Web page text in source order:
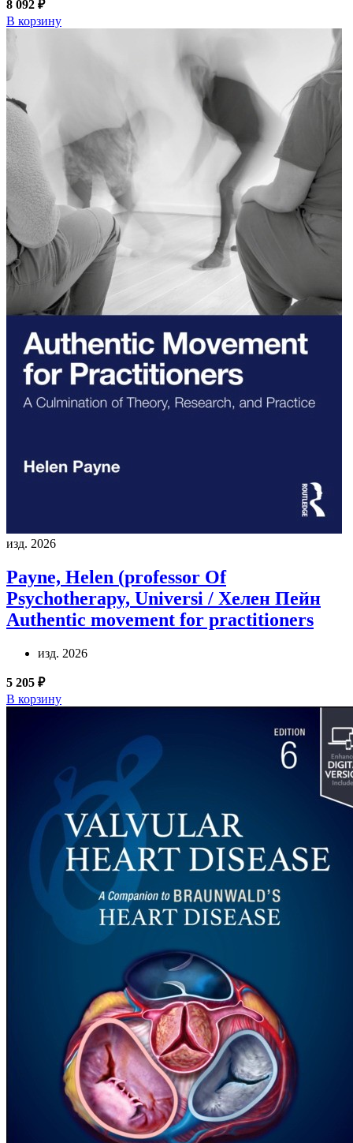
8 092 ₽
В корзину
изд. 2026
Payne, Helen (professor Of
Psychotherapy, Universi / Хелен Пейн
Authentic movement for practitioners
изд. 2026
5 205 ₽
В корзину